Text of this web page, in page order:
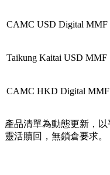
CAMC USD Digital MMF
Taikung Kaitai USD MMF
CAMC HKD Digital MMF
產品清單為動態更新，
靈活贖回，無鎖倉要求。